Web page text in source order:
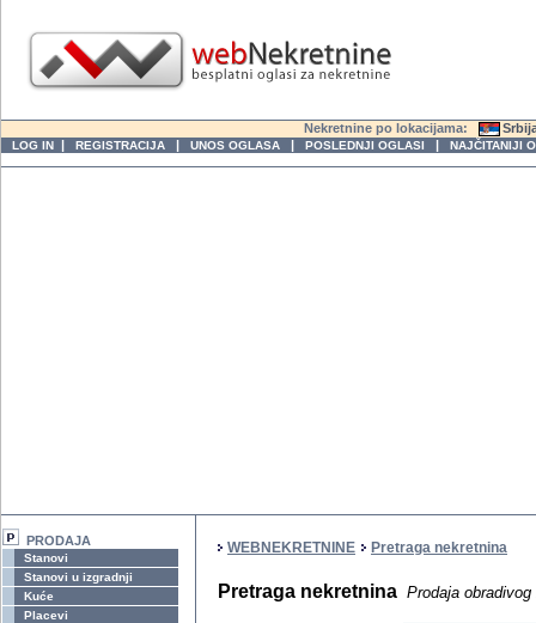
Nekretnine po lokacijama:
LOG IN | REGISTRACIJA | UNOS OGLASA | POSLEDNJI OGLASI | NAJČITANIJI
PRODAJA
Stanovi
Stanovi u izgradnji
Kuće
Placevi
WEBNEKRETNINE Pretraga nekretnina
Pretraga nekretnina Prodaja